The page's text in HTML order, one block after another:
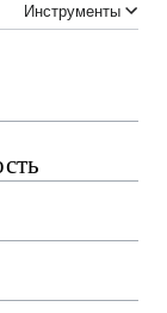
Инструменты